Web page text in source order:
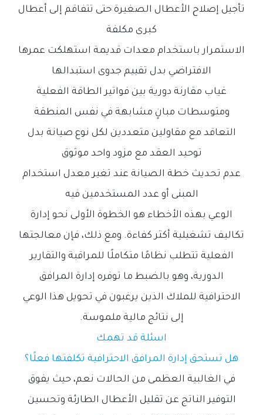
تأجيل إصلاح الأعطال الصغيرة حتى تتفاقم إلى أعطال
كبرى مكلفة
الاستمرار باستخدام معدات قديمة استهلكت عمرها
الافتراضي بدل تقييم جدوى استبدالها
غياب مقارنة دورية بين فواتير الطاقة الفعلية
ومتوسطات مبانٍ مشابهة في نفس المنطقة
التعاقد مع مقاولين متعددين لكل نوع صيانة بدل
توحيد العقد مع مزود واحد موثوق
عدم تحديث خطة الصيانة عند تغير معدل استخدام
المبنى أو عدد المستخدمين فيه
الوعي بهذه الأخطاء هو الخطوة الأولى نحو إدارة
تكاليف تشغيلية أكثر كفاءة. ومع ذلك، فإن معالجتها
الفعلية تتطلب نظامًا متكاملًا للمراقبة والتقارير
الدورية، وهو بالضبط ما توفره إدارة المرافق
الاحترافية للملاك الذين يرغبون في تحويل هذا الوعي
إلى نتائج مالية ملموسة.
اسئلة قد تهمك
هل تستحق إدارة المرافق الاحترافية تكلفتها فعلًا؟
في الغالبية العظمى من الحالات نعم، حيث يفوق
التوفير الناتج عن تقليل الأعطال الطارئة وتحسين